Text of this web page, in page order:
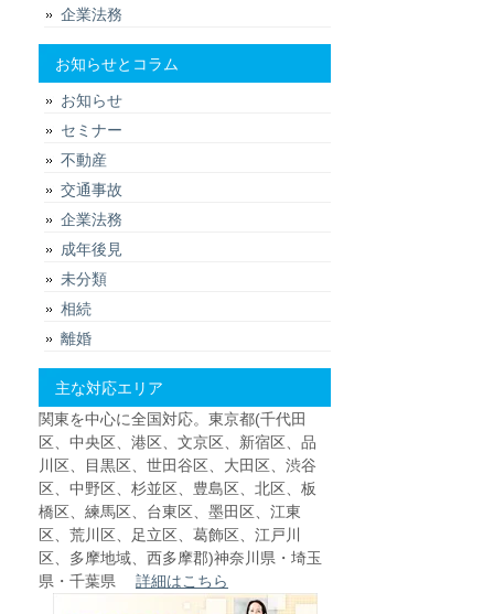
企業法務
お知らせとコラム
お知らせ
セミナー
不動産
交通事故
企業法務
成年後見
未分類
相続
離婚
主な対応エリア
関東を中心に全国対応。東京都(千代田
区、中央区、港区、文京区、新宿区、品
川区、目黒区、世田谷区、大田区、渋谷
区、中野区、杉並区、豊島区、北区、板
橋区、練馬区、台東区、墨田区、江東
区、荒川区、足立区、葛飾区、江戸川
区、多摩地域、西多摩郡)神奈川県・埼玉
県・千葉県 詳細はこちら